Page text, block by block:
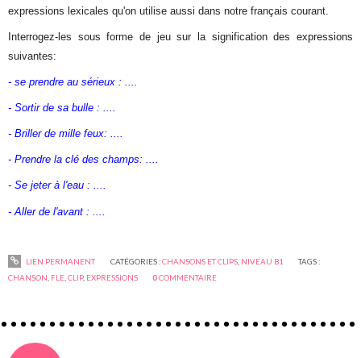
expressions lexicales qu'on utilise aussi dans notre français courant.
Interrogez-les sous forme de jeu sur la signification des expressions
suivantes:
- se prendre au sérieux : ....
- Sortir de sa bulle : ....
- Briller de mille feux: ....
- Prendre la clé des champs: ....
- Se jeter à l'eau : ....
- Aller de l'avant : ....
LIEN PERMANENT CATÉGORIES :CHANSONS ET CLIPS, NIVEAU B1
TAGS :
CHANSON FLE ,CLIP, EXPRESSIONS 0COMMENTAIRE